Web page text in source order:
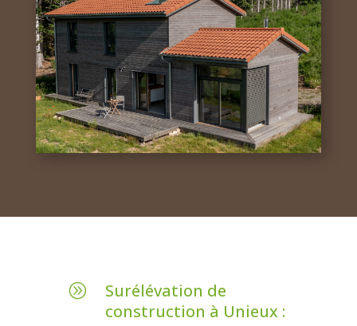
A
Surélévation de
construction à Unieux :